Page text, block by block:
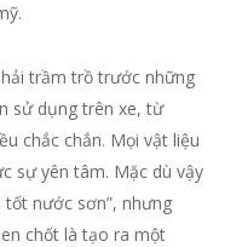
trầm trồ trước những
sử dụng trên xe, từ
chắc chắn. Mọi vật liệu
sự yên tâm. Mặc dù vậy
nước sơn”, nhưng
chốt là tạo ra một